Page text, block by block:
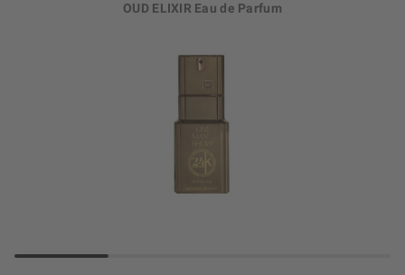
OUD ELIXIR Eau de Parfum